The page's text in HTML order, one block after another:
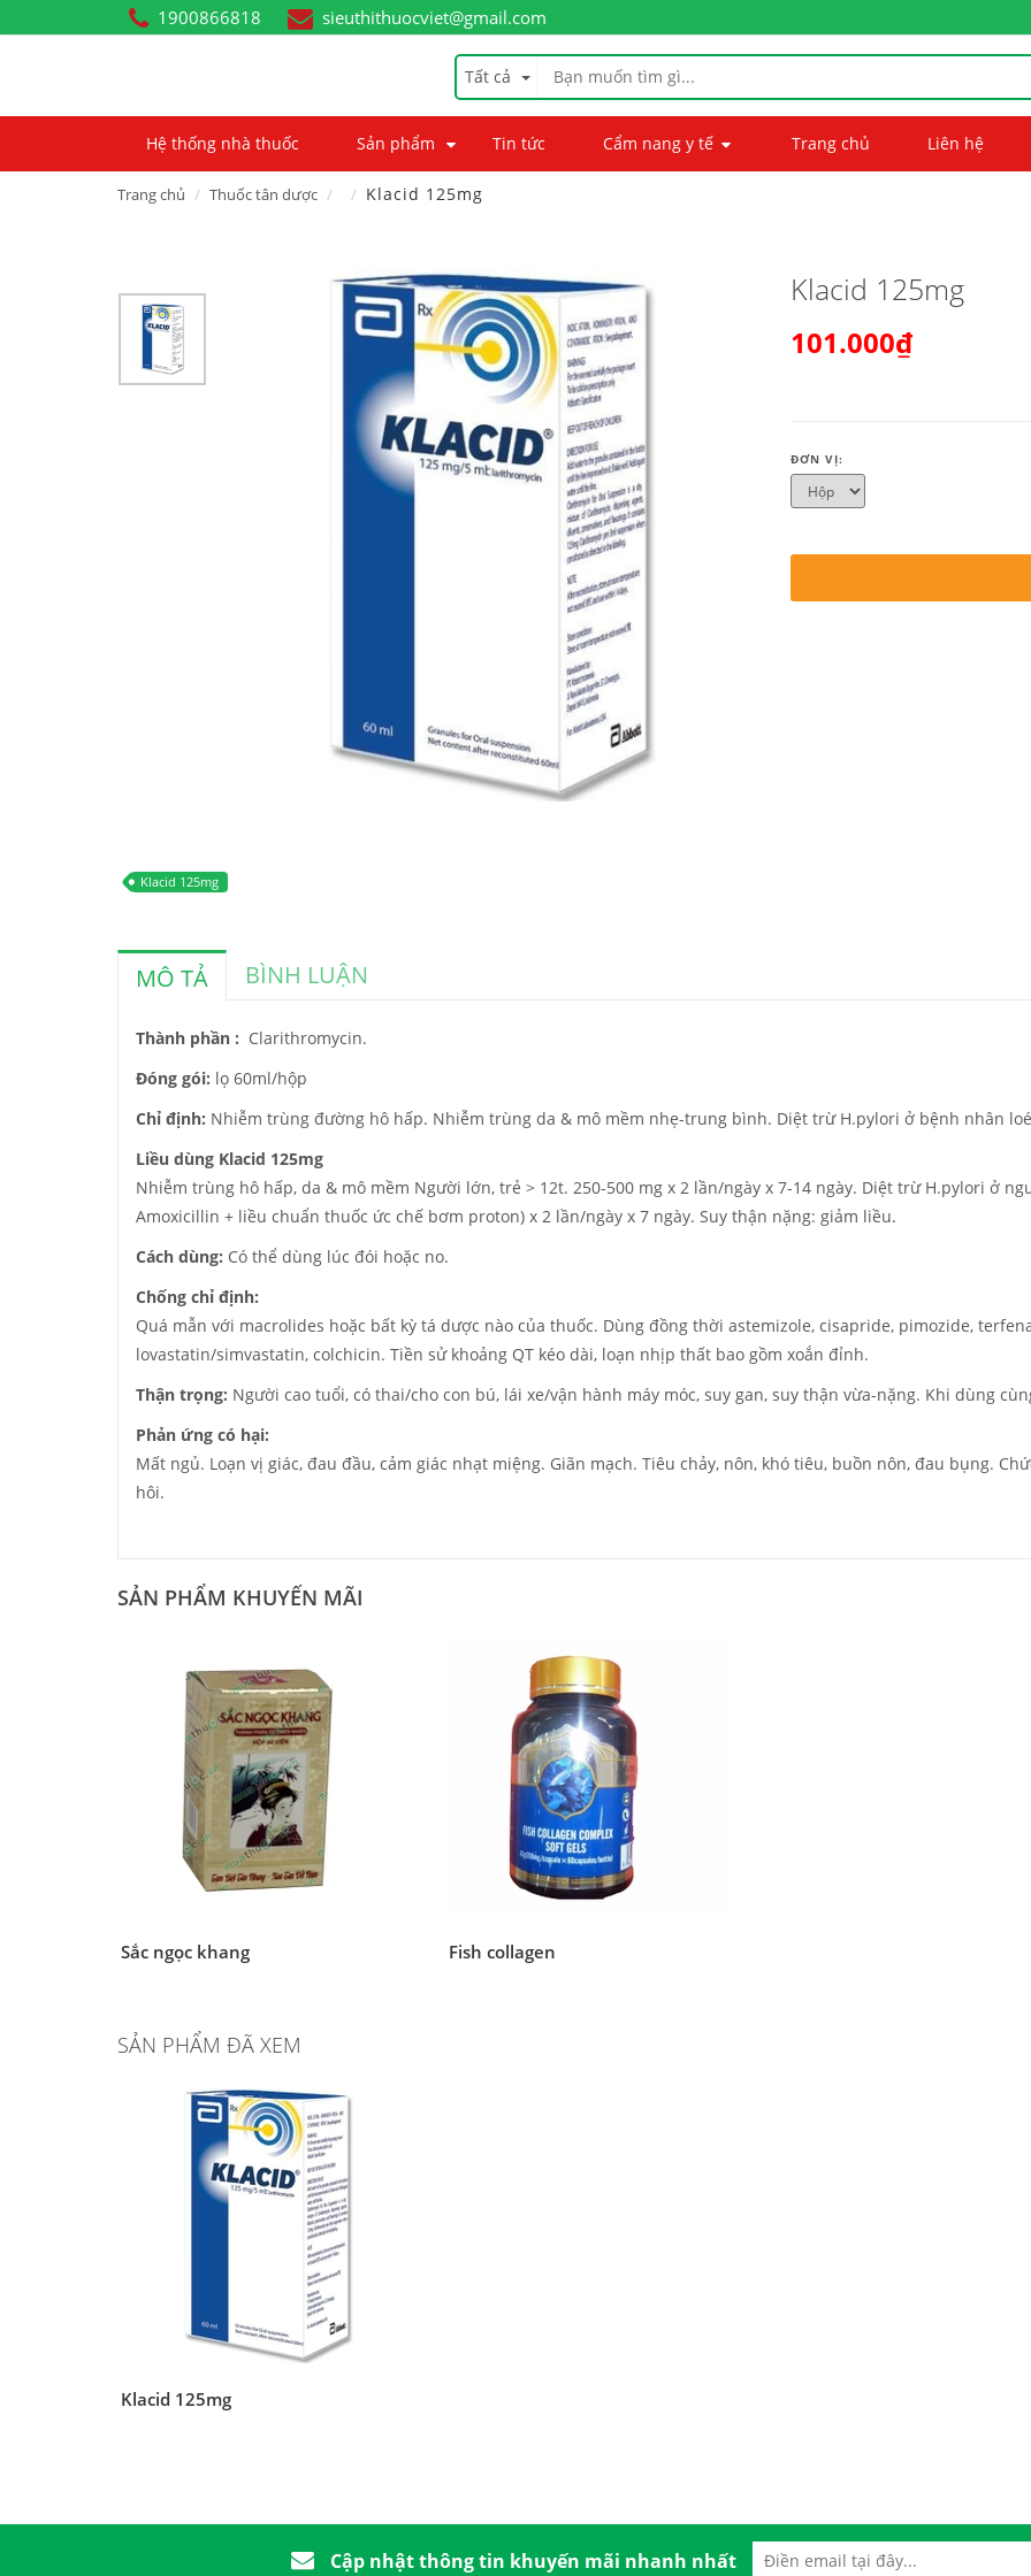
1900866818 sieuthithuocviet@gmail.com
Tất cả
Hệ thống nhà thuốc Sản phẩm Tin tức Cẩm nang y tế Trang chủ Liên hệ
Trang chủ Thuốc tân dược Klacid 125mg
Klacid 125mg
Klacid 125mg
101.000₫
ĐƠN VỊ:
MÔ TẢ BÌNH LUẬN
Thành phần : Clarithromycin.
Đóng gói: lọ 60ml/hộp
Chỉ định: Nhiễm trùng đường hô hấp. Nhiễm trùng da & mô mềm nhẹ-trung bình. Diệt trừ H.pylori ở bệnh nhân
Liều dùng Klacid 125mg
Nhiễm trùng hô hấp, da & mô mềm Người lớn, trẻ > 12t. 250-500 mg x 2 lần/ngày x 7-14 ngày. Diệt trừ H.pylori ở
Amoxicillin + liều chuẩn thuốc ức chế bơm proton) x 2 lần/ngày x 7 ngày. Suy thận nặng: giảm liều.
Cách dùng: Có thể dùng lúc đói hoặc no.
Chống chỉ định:
Quá mẫn với macrolides hoặc bất kỳ tá dược nào của thuốc. Dùng đồng thời astemizole, cisapride, pimozide,
lovastatin/simvastatin, colchicin. Tiền sử khoảng QT kéo dài, loạn nhịp thất bao gồm xoắn đỉnh.
Thận trọng: Người cao tuổi, có thai/cho con bú, lái xe/vận hành máy móc, suy gan, suy thận vừa-nặng. Khi dùng
Phản ứng có hại:
Mất ngủ. Loạn vị giác, đau đầu, cảm giác nhạt miệng. Giãn mạch. Tiêu chảy, nôn, khó tiêu, buồn nôn, đau bụng.
hôi.
SẢN PHẨM KHUYẾN MÃI
Sắc ngọc khang Fish collagen
SẢN PHẨM ĐÃ XEM
Klacid 125mg
Cập nhật thông tin khuyến mãi nhanh nhất